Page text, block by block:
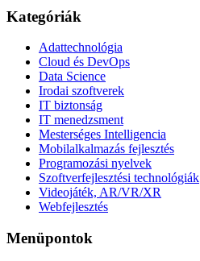
Kategóriák
Adattechnológia
Cloud és DevOps
Data Science
Irodai szoftverek
IT biztonság
IT menedzsment
Mesterséges Intelligencia
Mobilalkalmazás fejlesztés
Programozási nyelvek
Szoftverfejlesztési technológiák
Videojáték, AR/VR/XR
Webfejlesztés
Menüpontok